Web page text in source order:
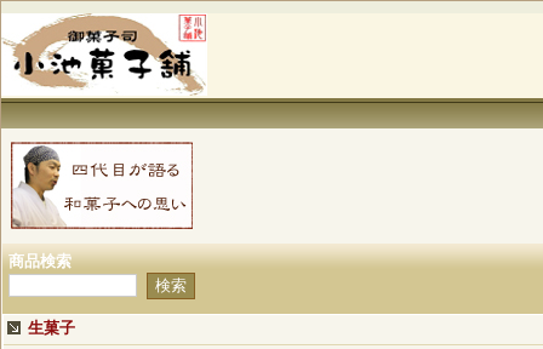
商品検索
生菓子